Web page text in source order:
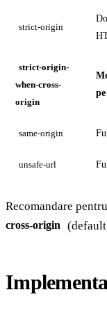
strict-origin
strict-origin-
when-cross-
origin
same-origin
unsafe-url
Recomandare
cross-origin